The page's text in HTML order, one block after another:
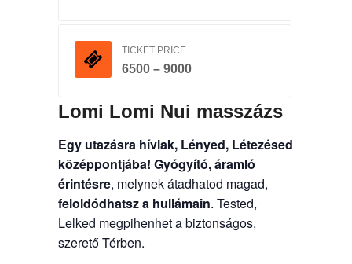
TICKET PRICE
6500 – 9000
Lomi Lomi Nui masszázs
Egy utazásra hívlak, Lényed, Létezésed
középpontjába! Gyógyító, áramló
érintésre, melynek átadhatod magad,
feloldódhatsz a hullámain. Tested,
Lelked megpihenhet a biztonságos,
szerető Térben.